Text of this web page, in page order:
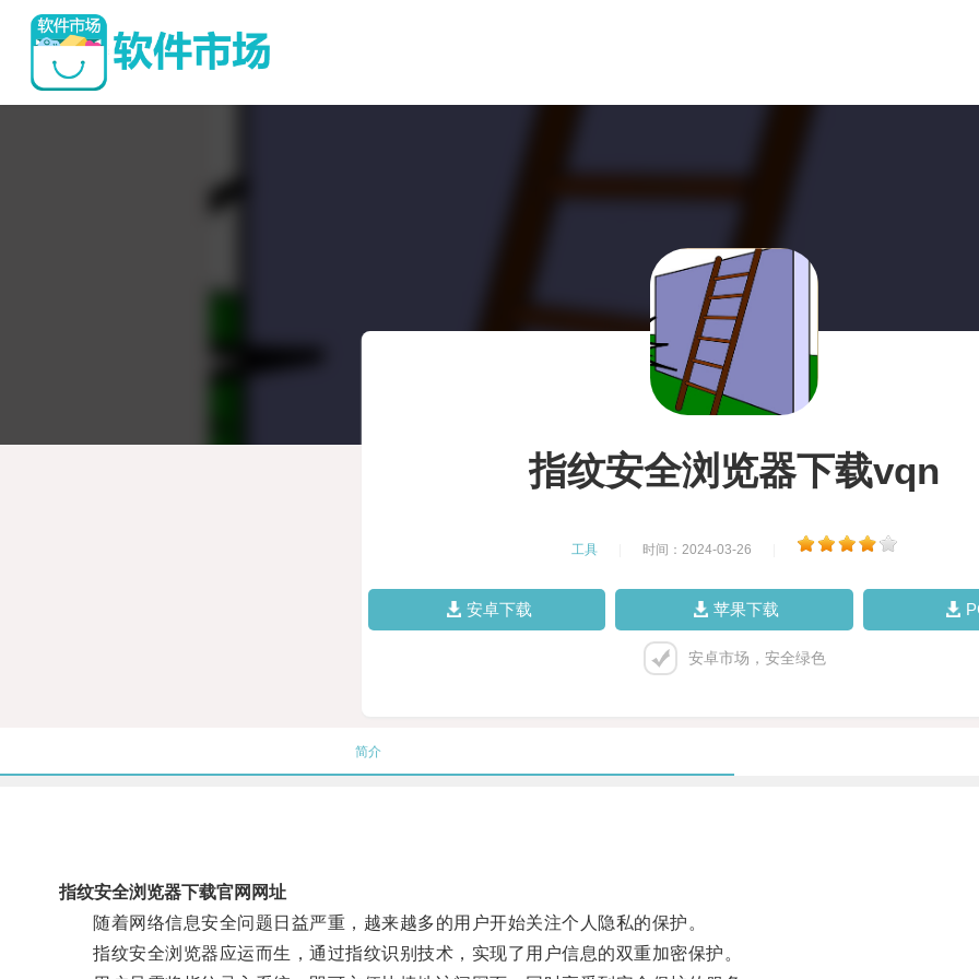
指纹安全浏览器下载vqn
工具 时间：2024-03-26
安卓下载 苹果下载
安卓市场，安全绿色
简介
指纹安全浏览器下载官网网址
随着网络信息安全问题日益严重，越来越多的用户开始关注个人隐私的保护。
指纹安全浏览器应运而生，通过指纹识别技术，实现了用户信息的双重加密保护。